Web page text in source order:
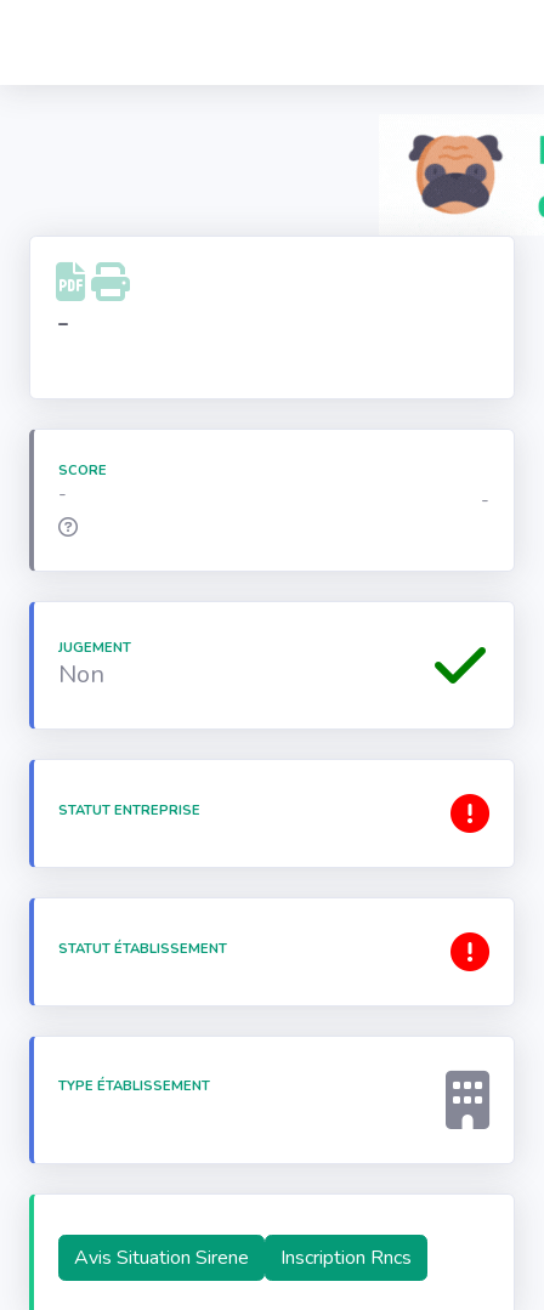
Facebook
Instagram
-
SCORE
- -
JUGEMENT
Non
STATUT ENTREPRISE
STATUT ÉTABLISSEMENT
TYPE ÉTABLISSEMENT
Avis Situation Sirene Inscription Rncs